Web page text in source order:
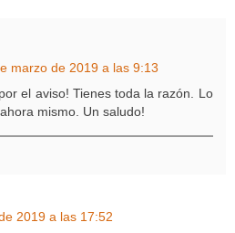
marzo de 2019 a las 9:13
el aviso! Tienes toda la razón. Lo
mismo. Un saludo!
2019 a las 17:52